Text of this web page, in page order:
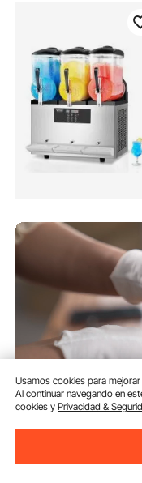
Usamos cookies para mejorar
Al continuar navegando en
cookies yPrivacidad &